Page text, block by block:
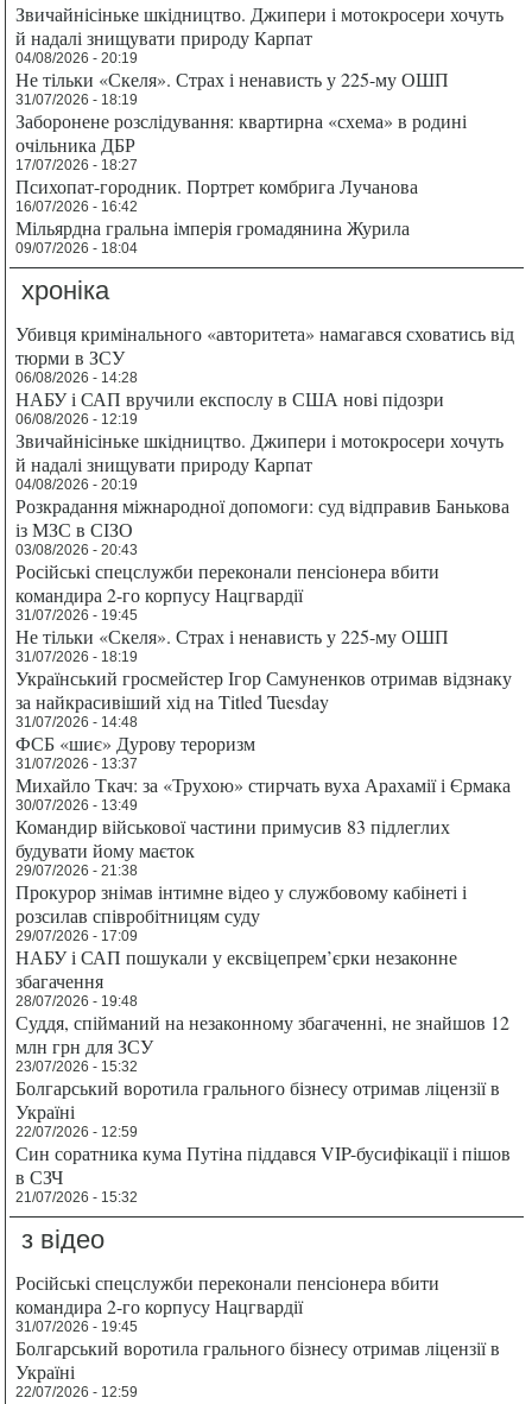
Звичайнісіньке шкідництво. Джипери і мотокросери хочуть
й надалі знищувати природу Карпат
04/08/2026 - 20:19
Не тільки «Скеля». Страх і ненависть у 225-му ОШП
31/07/2026 - 18:19
Заборонене розслідування: квартирна «схема» в родині
очільника ДБР
17/07/2026 - 18:27
Психопат-городник. Портрет комбрига Лучанова
16/07/2026 - 16:42
Мільярдна гральна імперія громадянина Журила
09/07/2026 - 18:04
хроніка
Убивця кримінального «авторитета» намагався сховатись від
тюрми в ЗСУ
06/08/2026 - 14:28
НАБУ і САП вручили експослу в США нові підозри
06/08/2026 - 12:19
Звичайнісіньке шкідництво. Джипери і мотокросери хочуть
й надалі знищувати природу Карпат
04/08/2026 - 20:19
Розкрадання міжнародної допомоги: суд відправив Банькова
із МЗС в СІЗО
03/08/2026 - 20:43
Російські спецслужби переконали пенсіонера вбити
командира 2-го корпусу Нацгвардії
31/07/2026 - 19:45
Не тільки «Скеля». Страх і ненависть у 225-му ОШП
31/07/2026 - 18:19
Український гросмейстер Ігор Самуненков отримав відзнаку
за найкрасивіший хід на Titled Tuesday
31/07/2026 - 14:48
ФСБ «шиє» Дурову тероризм
31/07/2026 - 13:37
Михайло Ткач: за «Трухою» стирчать вуха Арахамії і Єрмака
30/07/2026 - 13:49
Командир військової частини примусив 83 підлеглих
будувати йому маєток
29/07/2026 - 21:38
Прокурор знімав інтимне відео у службовому кабінеті і
розсилав співробітницям суду
29/07/2026 - 17:09
НАБУ і САП пошукали у ексвіцепрем’єрки незаконне
збагачення
28/07/2026 - 19:48
Суддя, спійманий на незаконному збагаченні, не знайшов 12
млн грн для ЗСУ
23/07/2026 - 15:32
Болгарський воротила грального бізнесу отримав ліцензії в
Україні
22/07/2026 - 12:59
Син соратника кума Путіна піддався VIP-бусифікації і пішов
в СЗЧ
21/07/2026 - 15:32
з відео
Російські спецслужби переконали пенсіонера вбити
командира 2-го корпусу Нацгвардії
31/07/2026 - 19:45
Болгарський воротила грального бізнесу отримав ліцензії в
Україні
22/07/2026 - 12:59